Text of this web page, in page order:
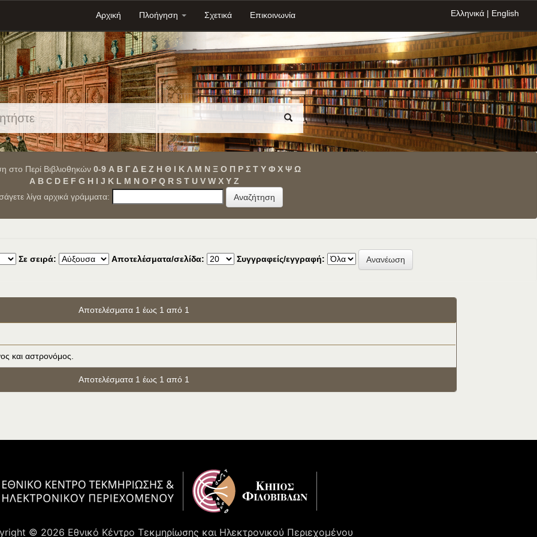
Αρχική Πλοήγηση Σχετικά Επικοινωνία Ελληνικά | English
στο Περί Βιβλιοθηκών 0-9 Α Β Γ Δ Ε Ζ Η Θ Ι Κ Λ Μ Ν Ξ Ο Π Ρ Σ Τ Υ Φ Χ Ψ Ω
A B C D E F G H I J K L M N O P Q R S T U V W X Y Z
λίγα αρχικά γράμματα:
Σε σειρά: Αποτελέσματα/σελίδα: Συγγραφείς/εγγραφή:
Αποτελέσματα 1 έως 1 από 1
και αστρονόμος.
Αποτελέσματα 1 έως 1 από 1